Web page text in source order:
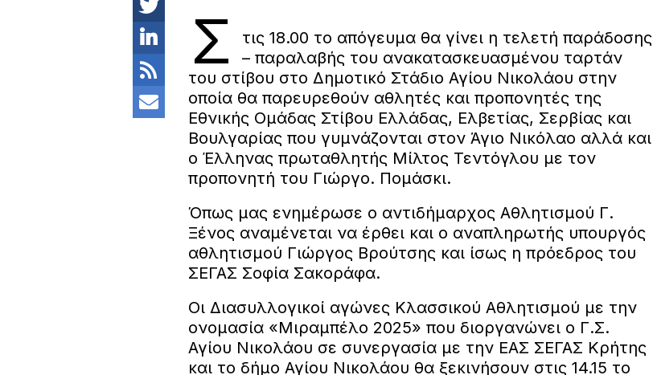
Σ
τις 18.00 το απόγευμα θα γίνει η τελετή παράδοσης
– παραλαβής του ανακατασκευασμένου ταρτάν
του στίβου στο Δημοτικό Στάδιο Αγίου Νικολάου στην
οποία θα παρευρεθούν αθλητές και προπονητές της
Εθνικής Ομάδας Στίβου Ελλάδας, Ελβετίας, Σερβίας και
Βουλγαρίας που γυμνάζονται στον Άγιο Νικόλαο αλλά και
ο Έλληνας πρωταθλητής Μίλτος Τεντόγλου με τον
προπονητή του Γιώργο. Πομάσκι.
Όπως μας ενημέρωσε ο αντιδήμαρχος Αθλητισμού Γ.
Ξένος αναμένεται να έρθει και ο αναπληρωτής υπουργός
αθλητισμού Γιώργος Βρούτσης και ίσως η πρόεδρος του
ΣΕΓΑΣ Σοφία Σακοράφα.
Οι Διασυλλογικοί αγώνες Κλασσικού Αθλητισμού με την
ονομασία «Μιραμπέλο 2025» που διοργανώνει ο Γ.Σ.
Αγίου Νικολάου σε συνεργασία με την ΕΑΣ ΣΕΓΑΣ Κρήτης
και το δήμο Αγίου Νικολάου θα ξεκινήσουν στις 14.15 το